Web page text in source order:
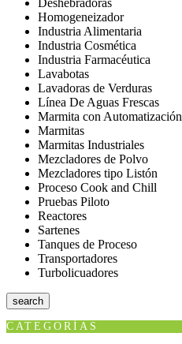
Homogeneizador
Industria Alimentaria
Industria Cosmética
Industria Farmacéutica
Lavabotas
Lavadoras de Verduras
Línea De Aguas Frescas
Marmita con Automatización
Marmitas
Marmitas Industriales
Mezcladores de Polvo
Mezcladores tipo Listón
Proceso Cook and Chill
Pruebas Piloto
Reactores
Sartenes
Tanques de Proceso
Transportadores
Turbolicuadores
search
CATEGORÍAS